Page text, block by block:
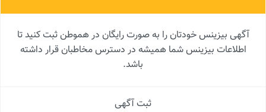
آگهی بیزینس خودتان را به صورت رایگان در هموطن ثبت کنید تا
اطلاعات بیزینس شما همیشه در دسترس مخاطبان قرار داشته
باشد.
ثبت آگهی